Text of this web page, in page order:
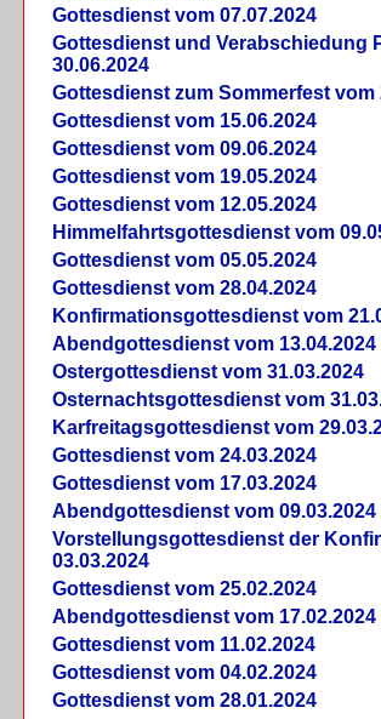
Gottesdienst vom 07.07.2024
Gottesdienst und Verabschiedung
30.06.2024
Gottesdienst zum Sommerfest vom
Gottesdienst vom 15.06.2024
Gottesdienst vom 09.06.2024
Gottesdienst vom 19.05.2024
Gottesdienst vom 12.05.2024
Himmelfahrtsgottesdienst vom
Gottesdienst vom 05.05.2024
Gottesdienst vom 28.04.2024
Konfirmationsgottesdienst vom
Abendgottesdienst vom 13.04.2024
Ostergottesdienst vom 31.03.2024
Osternachtsgottesdienst vom
Karfreitagsgottesdienst vom
Gottesdienst vom 24.03.2024
Gottesdienst vom 17.03.2024
Abendgottesdienst vom 09.03.2024
Vorstellungsgottesdienst der
03.03.2024
Gottesdienst vom 25.02.2024
Abendgottesdienst vom 17.02.2024
Gottesdienst vom 11.02.2024
Gottesdienst vom 04.02.2024
Gottesdienst vom 28.01.2024